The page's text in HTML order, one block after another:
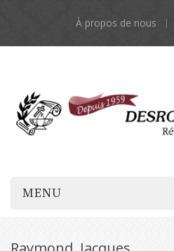
À propos de nous
MENU